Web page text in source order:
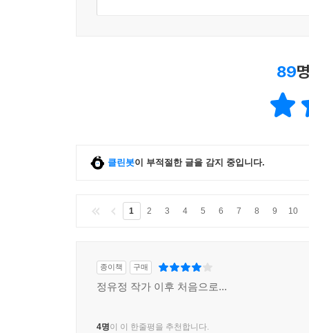
89
클린봇이 부적절한 글을 감지 중입니다.
1 2 3 4 5 6 7 8 9 10
종이책 구매
정유정 작가 이후 처음으로...
4명이 이 한줄평을 추천합니다.